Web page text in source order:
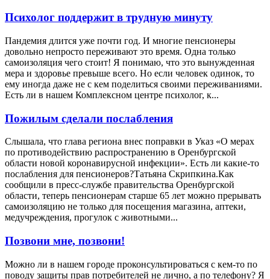
Психолог поддержит в трудную минуту
Пандемия длится уже почти год. И многие пенсионеры
довольно непросто переживают это время. Одна только
самоизоляция чего стоит! Я понимаю, что это вынужденная
мера и здоровье превыше всего. Но если человек одинок, то
ему иногда даже не с кем поделиться своими переживаниями.
Есть ли в нашем Комплексном центре психолог, к...
Пожилым сделали послабления
Слышала, что глава региона внес поправки в Указ «О мерах
по противодействию распространению в Оренбургской
области новой коронавирусной инфекции». Есть ли какие-то
послабления для пенсионеров?Татьяна Скрипкина.Как
сообщили в пресс-службе правительства Оренбургской
области, теперь пенсионерам старше 65 лет можно прерывать
самоизоляцию не только для посещения магазина, аптеки,
медучреждения, прогулок с животными...
Позвони мне, позвони!
Можно ли в нашем городе проконсультироваться с кем-то по
поводу защиты прав потребителей не лично, а по телефону? Я